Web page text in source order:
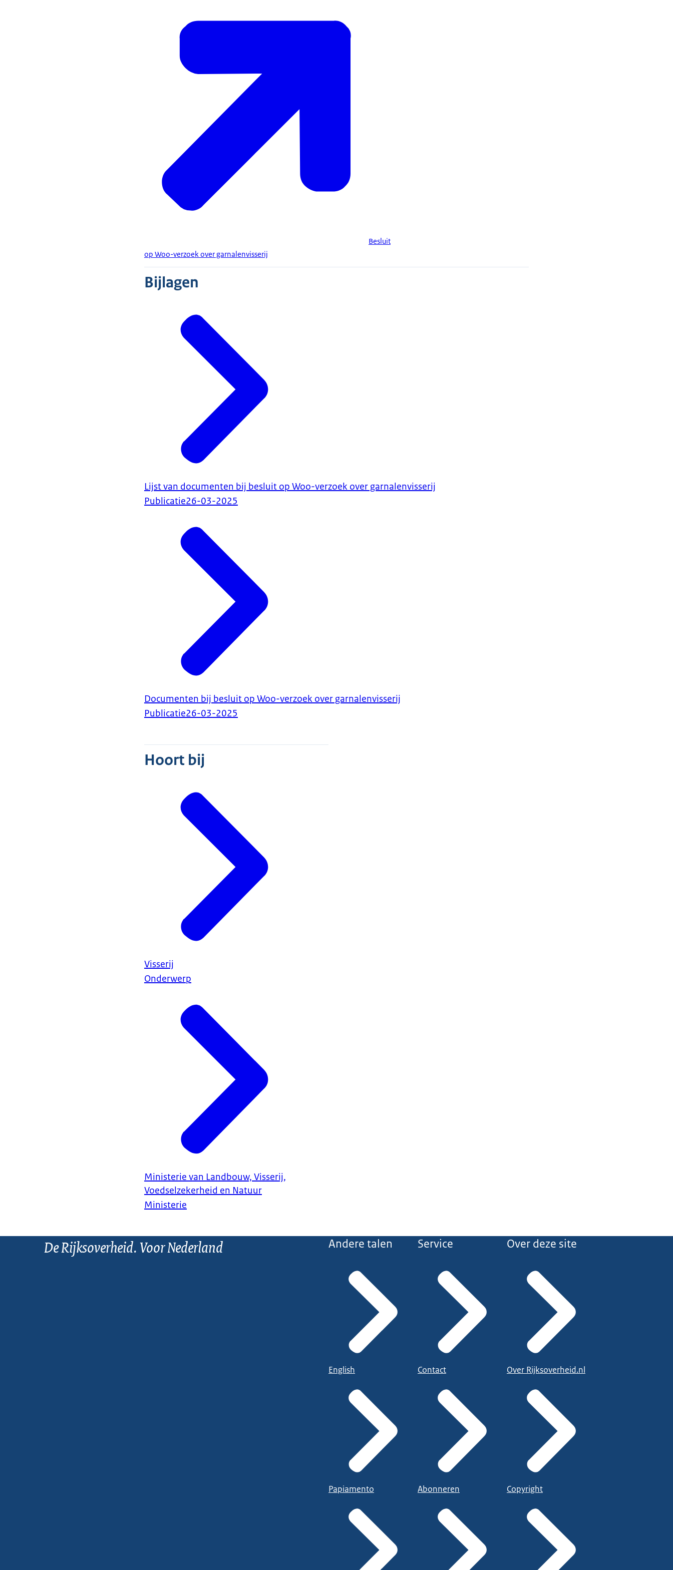
Besluit
op Woo-verzoek over garnalenvisserij
Bijlagen
Lijst van documenten bij besluit op Woo-verzoek over garnalenvisserij
Publicatie26-03-2025
Documenten bij besluit op Woo-verzoek over garnalenvisserij
Publicatie26-03-2025
Hoort bij
Visserij
Onderwerp
Ministerie van Landbouw, Visserij,
Voedselzekerheid en Natuur
Ministerie
De Rijksoverheid. Voor Nederland Andere talen
English
Papiamento
Service
Contact
Abonneren
Over deze site
Over Rijksoverheid.nl
Copyright